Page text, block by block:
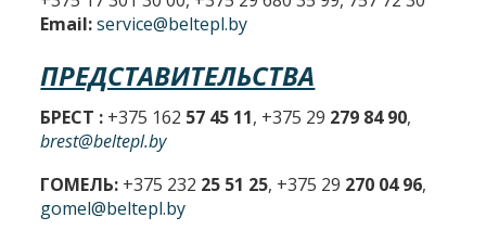
Email: service@beltepl.by
ПРЕДСТАВИТЕЛЬСТВА
БРЕСТ : +375 162 57 45 11, +375 29 279 84 90,
brest@beltepl.by
ГОМЕЛЬ: +375 232 25 51 25, +375 29 270 04 96,
gomel@beltepl.by